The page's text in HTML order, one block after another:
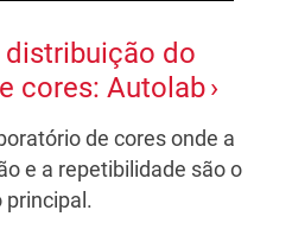
distribuição do
cores: Autolab
de cores onde a
e a repetibilidade são o
principal.